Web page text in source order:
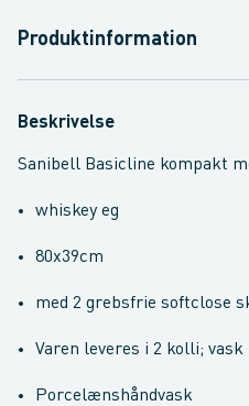
Produktinformation
Beskrivelse
Sanibell Basicline kompakt
whiskey eg
80x39cm
med 2 grebsfrie softclose
Varen leveres i 2 kolli; vask
Porcelænshåndvask